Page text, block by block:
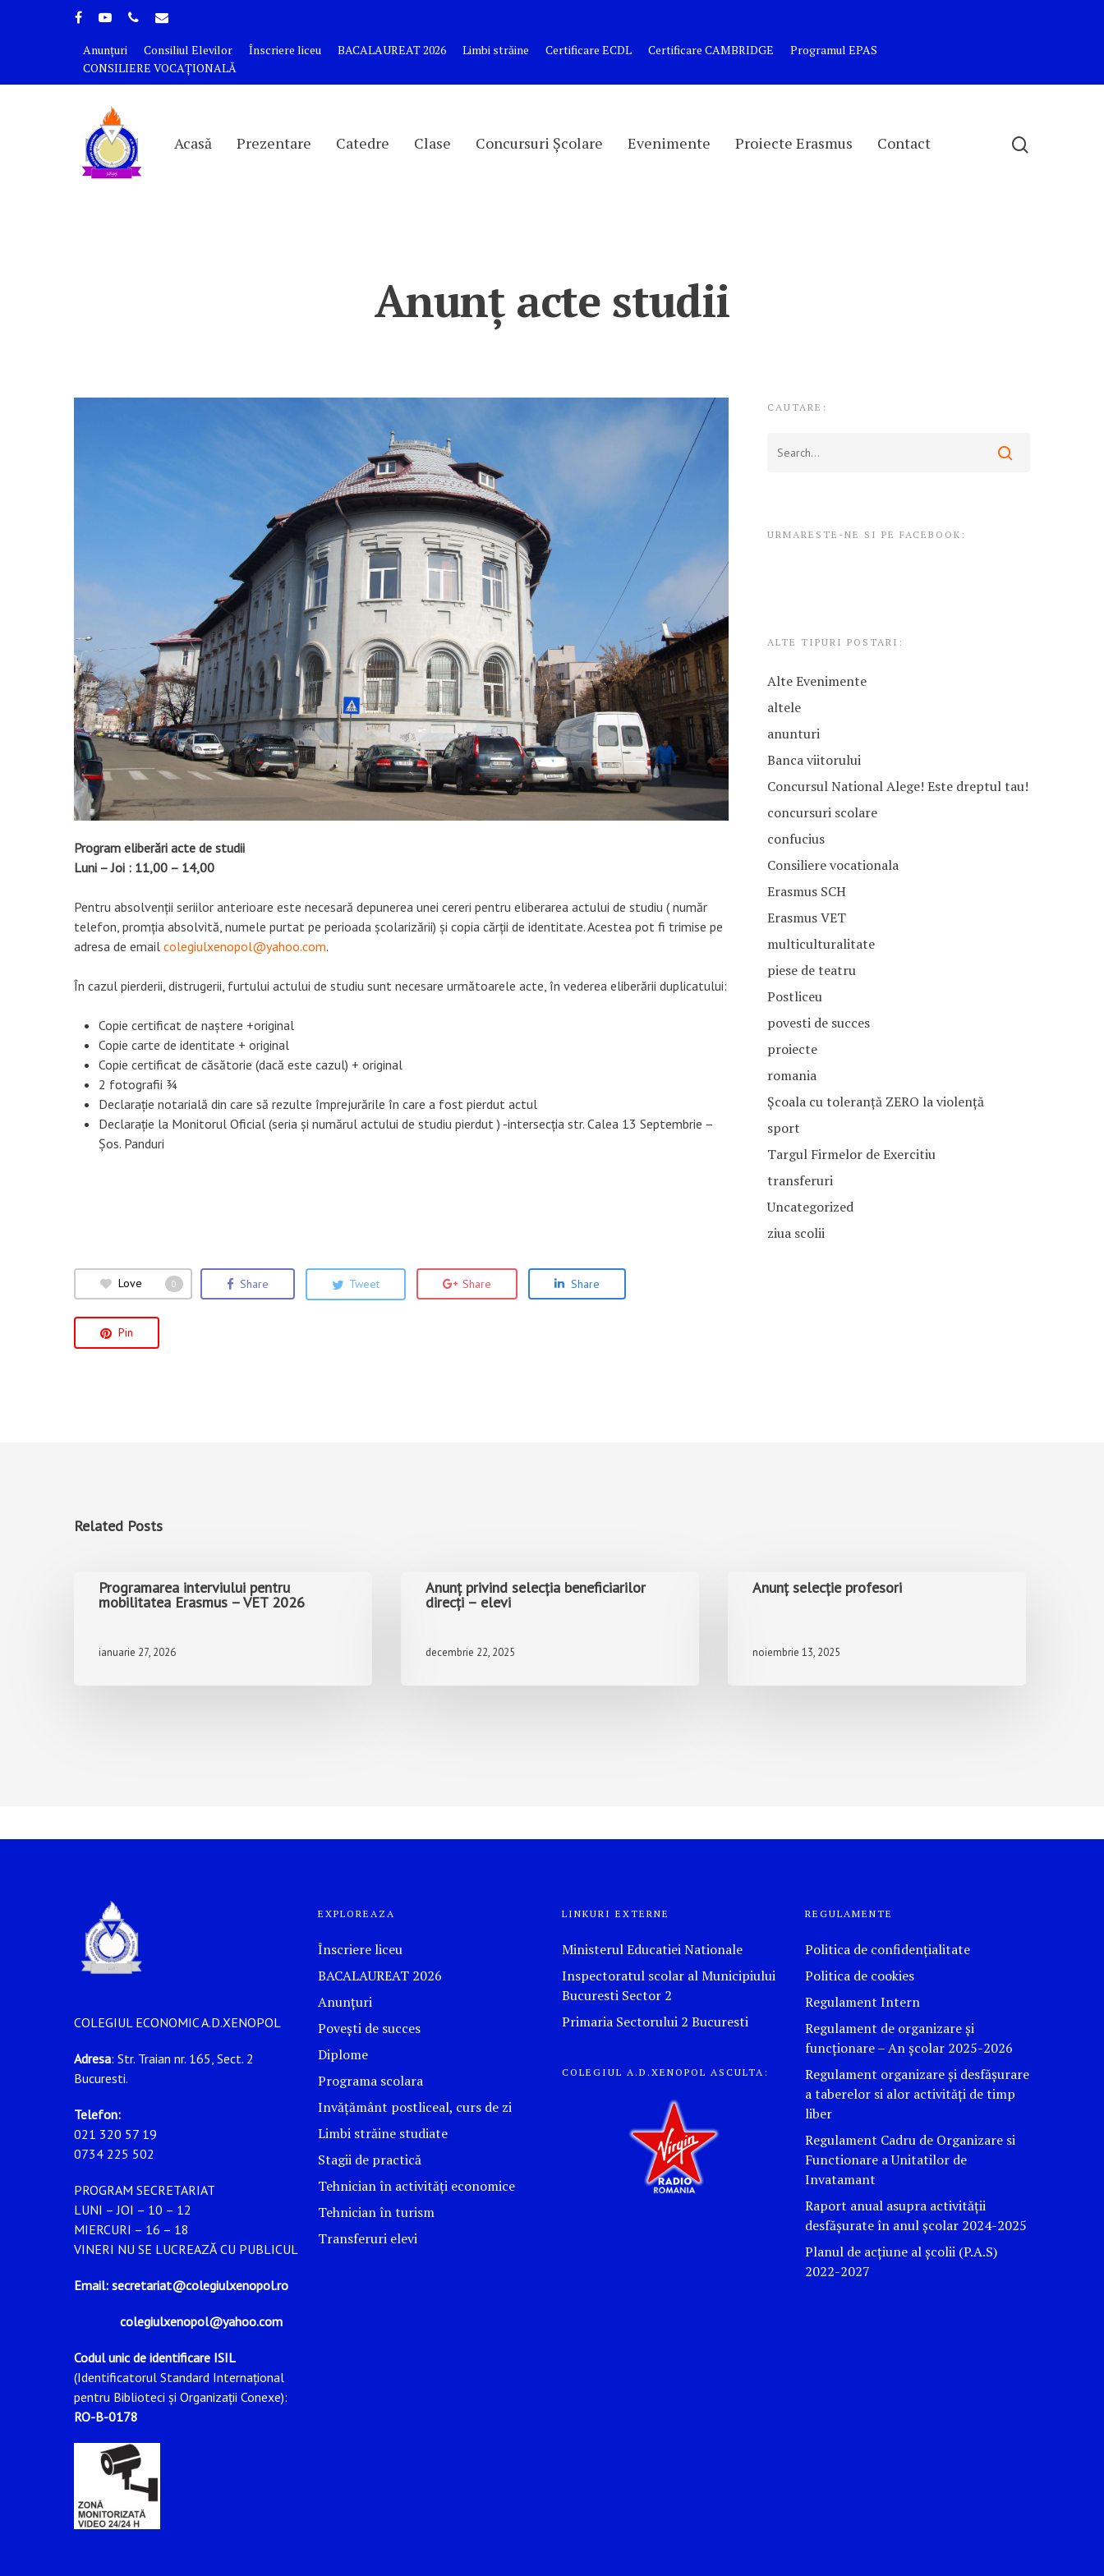
Anunțuri Consiliul Elevilor Înscriere liceu BACALAUREAT 2026 Limbi străine Certificare ECDL Certificare CAMBRIDGE
Programul EPAS
CONSILIERE VOCAȚIONALĂ
Hit enter to search or ESC to close
Acasă Prezentare Catedre Clase Concursuri Școlare Evenimente Proiecte Erasmus Contact
Anunț acte studii
Program eliberări acte de studii
Luni – Joi : 11,00 – 14,00
Pentru absolvenții seriilor anterioare este necesară depunerea unei cereri pentru eliberarea actului de studiu ( număr
telefon, promția absolvită, numele purtat pe perioada școlarizării) și copia cărții de identitate. Acestea pot fi trimise pe
adresa de email colegiulxenopol@yahoo.com.
În cazul pierderii, distrugerii, furtului actului de studiu sunt necesare următoarele acte, în vederea eliberării duplicatului:
Copie certificat de naștere +original
Copie carte de identitate + original
Copie certificat de căsătorie (dacă este cazul) + original
2 fotografii ¾
Declarație notarială din care să rezulte împrejurările în care a fost pierdut actul
Declarație la Monitorul Oficial (seria și numărul actului de studiu pierdut ) -intersecția str. Calea 13 Septembrie –
Șos. Panduri
Love 0 Share Tweet Share Share
Pin
CAUTARE:
URMARESTE-NE SI PE FACEBOOK:
ALTE TIPURI POSTARI:
Alte Evenimente
altele
anunturi
Banca viitorului
Concursul National Alege! Este dreptul tau!
concursuri scolare
confucius
Consiliere vocationala
Erasmus SCH
Erasmus VET
multiculturalitate
piese de teatru
Postliceu
povesti de succes
proiecte
romania
Școala cu toleranță ZERO la violență
sport
Targul Firmelor de Exercitiu
transferuri
Uncategorized
ziua scolii
Related Posts
Programarea interviului pentru
mobilitatea Erasmus – VET 2026
ianuarie 27, 2026
Anunț privind selecția beneficiarilor
direcți – elevi
decembrie 22, 2025
Anunț selecție profesori
noiembrie 13, 2025
COLEGIUL ECONOMIC A.D.XENOPOL
Adresa: Str. Traian nr. 165, Sect. 2
Bucuresti.
Telefon:
021 320 57 19
0734 225 502
PROGRAM SECRETARIAT
LUNI – JOI – 10 – 12
MIERCURI – 16 – 18
VINERI NU SE LUCREAZĂ CU PUBLICUL
Email: secretariat@colegiulxenopol.ro
colegiulxenopol@yahoo.com
Codul unic de identificare ISIL
(Identificatorul Standard Internațional
pentru Biblioteci și Organizații Conexe):
RO-B-0178
EXPLOREAZA
Înscriere liceu
BACALAUREAT 2026
Anunțuri
Povești de succes
Diplome
Programa scolara
Invățământ postliceal, curs de zi
Limbi străine studiate
Stagii de practică
Tehnician în activități economice
Tehnician în turism
Transferuri elevi
LINKURI EXTERNE
Ministerul Educatiei Nationale
Inspectoratul scolar al Municipiului
Bucuresti Sector 2
Primaria Sectorului 2 Bucuresti
COLEGIUL A.D.XENOPOL ASCULTA:
REGULAMENTE
Politica de confidențialitate
Politica de cookies
Regulament Intern
Regulament de organizare și
funcționare – An școlar 2025-2026
Regulament organizare și desfășurare
a taberelor si alor activităţi de timp
liber
Regulament Cadru de Organizare si
Functionare a Unitatilor de
Invatamant
Raport anual asupra activității
desfășurate în anul școlar 2024-2025
Planul de acțiune al școlii (P.A.S)
2022-2027